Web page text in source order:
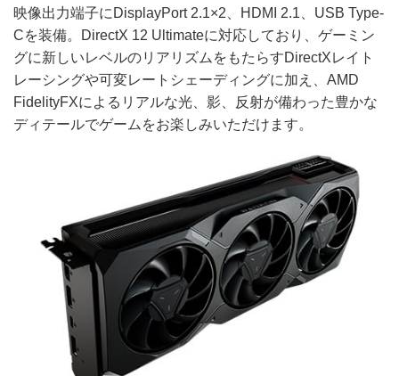
映像出力端子にDisplayPort 2.1×2、HDMI 2.1、USB Type-
Cを装備。DirectX 12 Ultimateに対応しており、ゲーミン
グに新しいレベルのリアリズムをもたらすDirectXレイト
レーシングや可変レートシェーディングに加え、AMD
FidelityFXによるリアルな光、影、反射が備わった豊かな
ディテールでゲームをお楽しみいただけます。